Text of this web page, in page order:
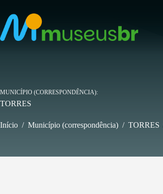
para
conteúdo
MUNICÍPIO (CORRESPONDÊNCIA)
TORRES
Início / Município (correspondência) / TORRES